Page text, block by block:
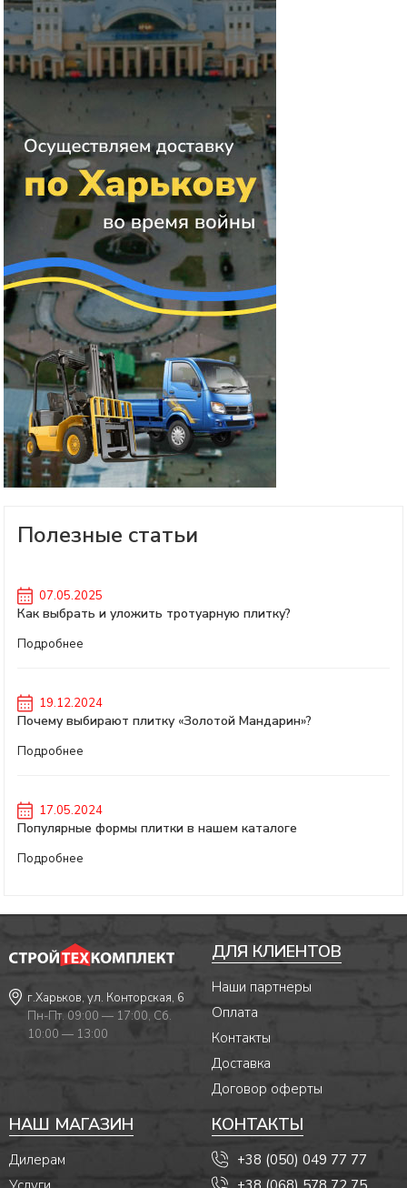
Полезные статьи
07.05.2025
Как выбрать и уложить тротуарную плитку?
Подробнее
19.12.2024
Почему выбирают плитку «Золотой Мандарин»?
Подробнее
17.05.2024
Популярные формы плитки в нашем каталоге
Подробнее
г.Харьков, ул. Конторская, 6
Пн-Пт. 09:00 — 17:00, Сб.
10:00 — 13:00
ДЛЯ КЛИЕНТОВ
Наши партнеры
Оплата
Контакты
Доставка
Договор оферты
НАШ МАГАЗИН
Дилерам
КОНТАКТЫ
+38 (050) 049 77 77